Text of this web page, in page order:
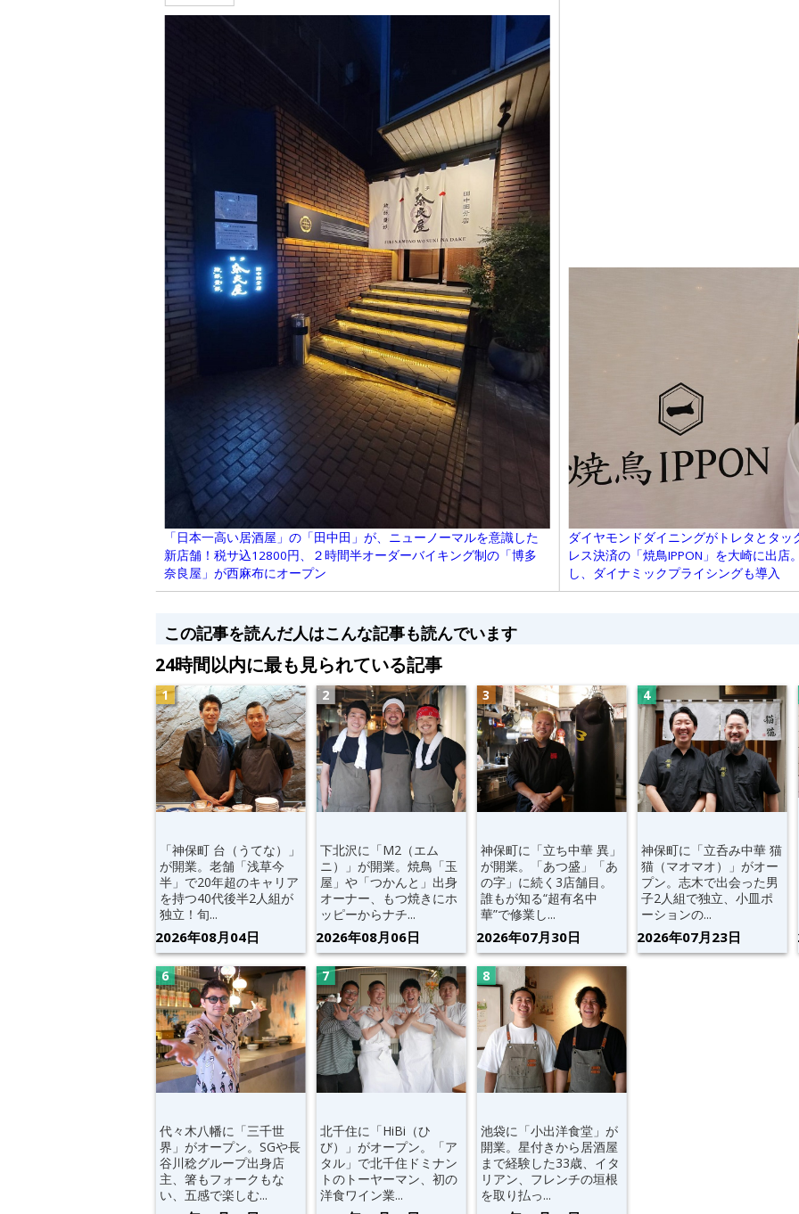
「日本一高い居酒屋」の「田中田」が、ニューノーマルを意識した
新店舗！税サ込12800円、２時間半オーダーバイキング制の「博多
奈良屋」が西麻布にオープン
ダイヤモンドダイニングがトレタとタ
レス決済の「焼鳥IPPON」を大崎に出店
し、ダイナミックプライシングも導入
この記事を読んだ人はこんな記事も読んでいます
24時間以内に最も見られている記事
「神保町 台（うてな）」
が開業。老舗「浅草今
半」で20年超のキャリア
を持つ40代後半2人組が
独立！旬...
2026年08月04日
下北沢に「M2（エム
ニ）」が開業。焼鳥「玉
屋」や「つかんと」出身
オーナー、もつ焼きにホ
ッピーからナチ...
2026年08月06日
神保町に「立ち中華 異」
が開業。「あつ盛」「あ
の字」に続く3店舗目。
誰もが知る“超有名中
華”で修業し...
2026年07月30日
神保町に「立呑み中華 猫
猫（マオマオ）」がオー
プン。志木で出会った男
子2人組で独立、小皿ポ
ーションの...
2026年07月23日
代々木八幡に「三千世
界」がオープン。SGや長
谷川稔グループ出身店
主、箸もフォークもな
い、五感で楽しむ...
北千住に「HiBi（ひ
び）」がオープン。「ア
タル」で北千住ドミナン
トのトーヤーマン、初の
洋食ワイン業...
池袋に「小出洋食堂」が
開業。星付きから居酒屋
まで経験した33歳、イタ
リアン、フレンチの垣根
を取り払っ...